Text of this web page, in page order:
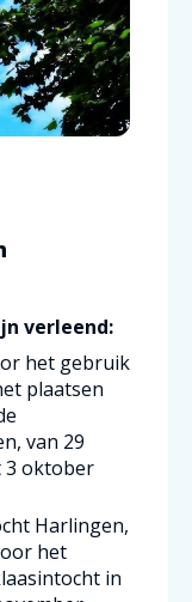
verleend:
het gebruik
plaatsen
van 29
3 oktober
Harlingen,
het
in